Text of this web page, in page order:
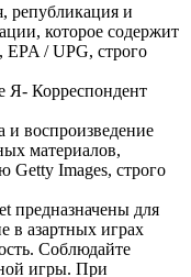
републикация и
которое содержит
/ UPG, строго
Я- Корреспондент
и воспроизведение
материалов,
Getty Images, строго
предназначены для
в азартных играх
Соблюдайте
игры. При